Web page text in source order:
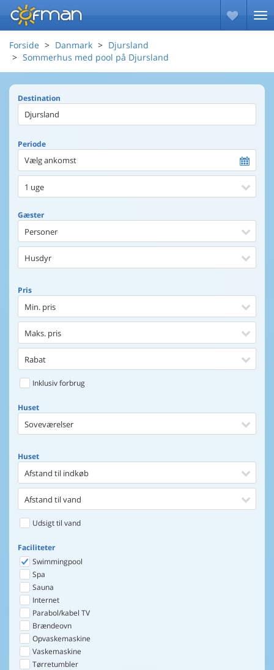
Forside Danmark
Djursland
Sommerhus med pool på Djursland
Destination
Periode
Vælg ankomst
1 uge
Gæster
Personer
Husdyr
Pris
Min. pris
Maks. pris
Rabat
Inklusiv forbrug
Huset
Soveværelser
Huset
Afstand til indkøb
Afstand til vand
Udsigt til vand
Faciliteter
Swimmingpool
Spa
Sauna
Internet
Parabol/kabel TV
Brændeovn
Opvaskemaskine
Vaskemaskine
Tørretumbler